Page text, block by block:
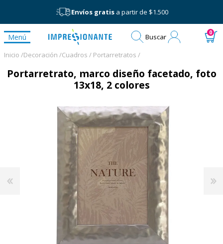
Envíos gratisa partir de $1.500
Menú Buscar 0
Inicio /Decoración /Cuadros / Portarretratos /
Portarretrato, marco diseño facetado, foto
13x18, 2 colores